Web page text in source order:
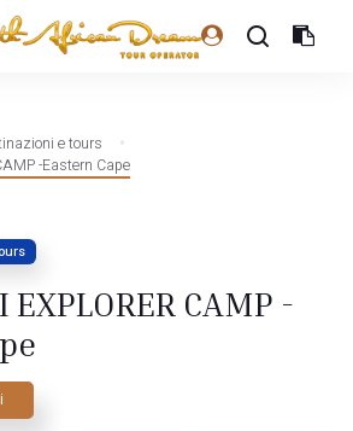
e tours
-Eastern Cape
CAMP -